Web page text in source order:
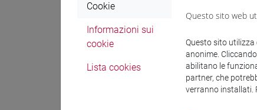
ARCA .
Prima di
materia di
rispetto al
Particolare
delle
Cookie
Informazioni sui
cookie
Lista cookies
Questo sito web
Questo sito
anonime.
abilitano le
partner, che
verranno installati.